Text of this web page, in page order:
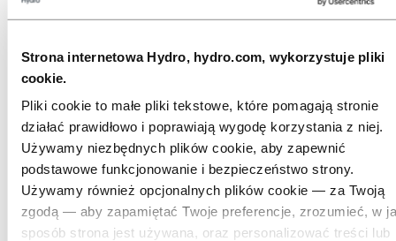
Strona internetowa Hydro, hydro.com, wykorzystuje pliki
cookie.
Pliki cookie to małe pliki tekstowe, które pomagają stronie
działać prawidłowo i poprawiają wygodę korzystania z niej.
Używamy niezbędnych plików cookie, aby zapewnić
podstawowe funkcjonowanie i bezpieczeństwo strony.
Używamy również opcjonalnych plików cookie — za Twoją
zgodą — aby zapamiętać Twoje preferencje, zrozumieć, w
sposób strona jest używana, oraz personalizować treści lub
Stop 6063
Doradztwo Techniczne
Usługi
Edukacja z zakresu wiedzy na temat aluminium
Pakiety Hydro Partner
Rury precyzyjne
Rury spawane
Słupy
Produkty odlewnicze
Boksyty i tlenek glinu